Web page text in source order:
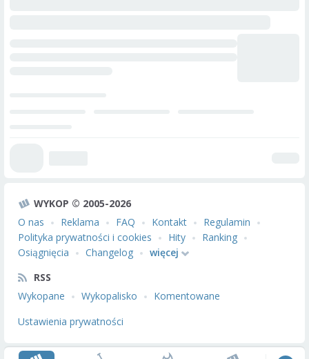
WYKOP © 2005-2026
O nas
Reklama FAQ Kontakt
Regulamin
Polityka prywatności i cookies
Hity
Ranking
Osiągnięcia
Changelog
więcej
RSS
Wykopane
Wykopalisko
Komentowane
Ustawienia prywatności